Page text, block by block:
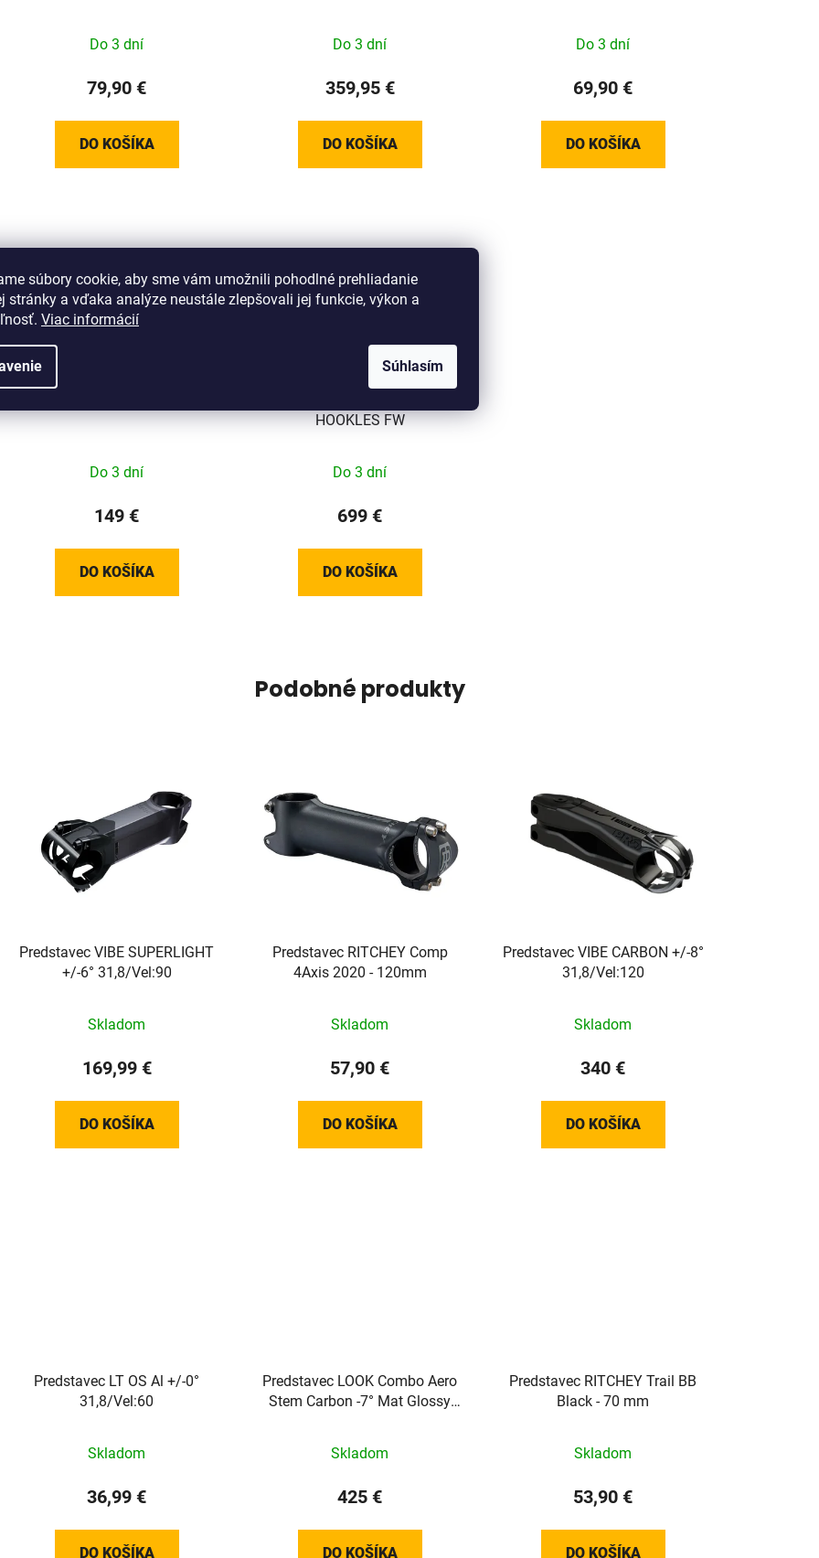
súbory cookie, aby sme vám umožnili pohodlné prehliadanie
stránky a vďaka analýze neustále zlepšovali jej funkcie, výkon a
Viac informácií
Súhlasím
Do 3 dní
79,90 €
DO KOŠÍKA
Do 3 dní
359,95 €
DO KOŠÍKA
Do 3 dní
69,90 €
DO KOŠÍKA
Do 3 dní
149 €
DO KOŠÍKA
HOOKLES FW
Do 3 dní
699 €
DO KOŠÍKA
Podobné produkty
Predstavec VIBE SUPERLIGHT
+/-6° 31,8/Vel:90
Skladom
169,99 €
DO KOŠÍKA
Predstavec RITCHEY Comp
4Axis 2020 - 120mm
Skladom
57,90 €
DO KOŠÍKA
Predstavec VIBE CARBON +/-8°
31,8/Vel:120
Skladom
340 €
DO KOŠÍKA
Predstavec LT OS Al +/-0°
31,8/Vel:60
Skladom
36,99 €
DO KOŠÍKA
Predstavec LOOK Combo Aero
Stem Carbon -7° Mat Glossy
Skladom
425 €
DO KOŠÍKA
Predstavec RITCHEY Trail BB
Black - 70 mm
Skladom
53,90 €
DO KOŠÍKA